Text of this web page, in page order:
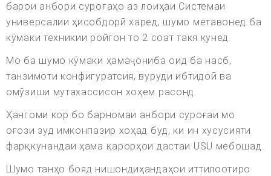
барои анбори суроғаҳо аз лоиҳаи Системаи
универсалии ҳисобдорӣ харед, шумо метавонед ба
кӯмаки техникии ройгон то 2 соат такя кунед.
Мо ба шумо кӯмаки ҳамаҷониба оид ба насб,
танзимоти конфигуратсия, вуруди ибтидоӣ ва
омӯзиши мутахассисон хоҳем расонд.
Ҳангоми кор бо барномаи анбори суроғаи мо
оғози зуд имконпазир хоҳад буд, ки ин хусусияти
фарқкунандаи ҳама қарорҳои дастаи USU мебошад.
Шумо танҳо бояд нишондиҳандаҳои иттилоотиро